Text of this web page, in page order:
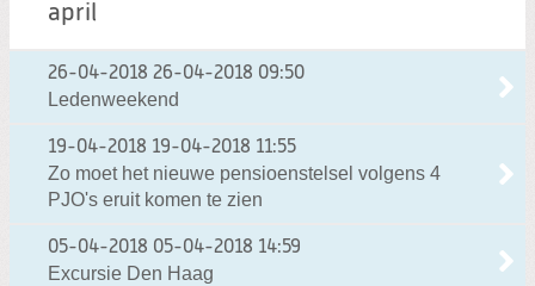
april
26-04-2018 26-04-2018 09:50
Ledenweekend
19-04-2018 19-04-2018 11:55
Zo moet het nieuwe pensioenstelsel volgens 4
PJO's eruit komen te zien
05-04-2018 05-04-2018 14:59
Excursie Den Haag